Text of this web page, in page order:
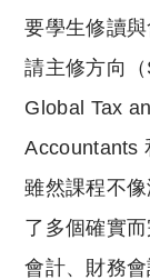
要學生修讀
請主修方向
Global Tax
Accountants
雖然課程不
了多個確實
會計、財務